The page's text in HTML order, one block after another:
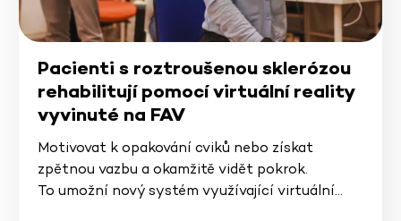
Pacienti s roztroušenou sklerózou
rehabilitují pomocí virtuální reality
vyvinuté na FAV
Motivovat k opakování cviků nebo získat
zpětnou vazbu a okamžitě vidět pokrok.
To umožní nový systém využívající virtuální…